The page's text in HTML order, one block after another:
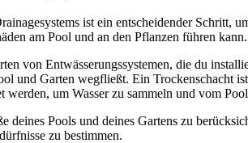
ist ein entscheidender Schritt,
am Pool und an den Pflanzen führen kann.
von Entwässerungssystemen, die du
und Garten wegfließt. Ein Trockenschacht
werden, um Wasser zu sammeln und vom
deines Pools und deines Gartens zu
zu bestimmen.